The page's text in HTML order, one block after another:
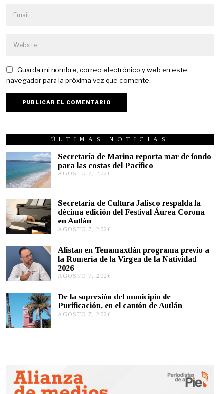
Guarda mi nombre, correo electrónico y web en este
navegador para la próxima vez que comente.
ÚLTIMAS NOTICIAS
Secretaría de Marina reporta mar de fondo
para las costas del Pacífico
AGOSTO 7, 2026
T
O
2
6
Secretaría de Cultura Jalisco respalda la
décima edición del Festival Áurea Corona
en Autlán
AGOSTO 7, 2026
S
T
0
2
Alistan en Tenamaxtlán programa previo a
la Romería de la Virgen de la Natividad
2026
AGOSTO 7, 2026
S
T
De la supresión del municipio de
Purificación, en el cantón de Autlán
AGOSTO 7, 2026